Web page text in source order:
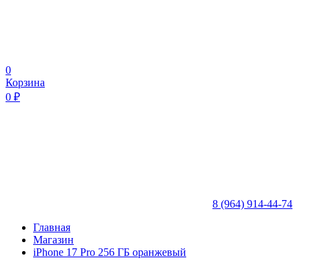
0
Корзина
0 ₽
8 (964) 914-44-74
Главная
Магазин
iPhone 17 Pro 256 ГБ оранжевый